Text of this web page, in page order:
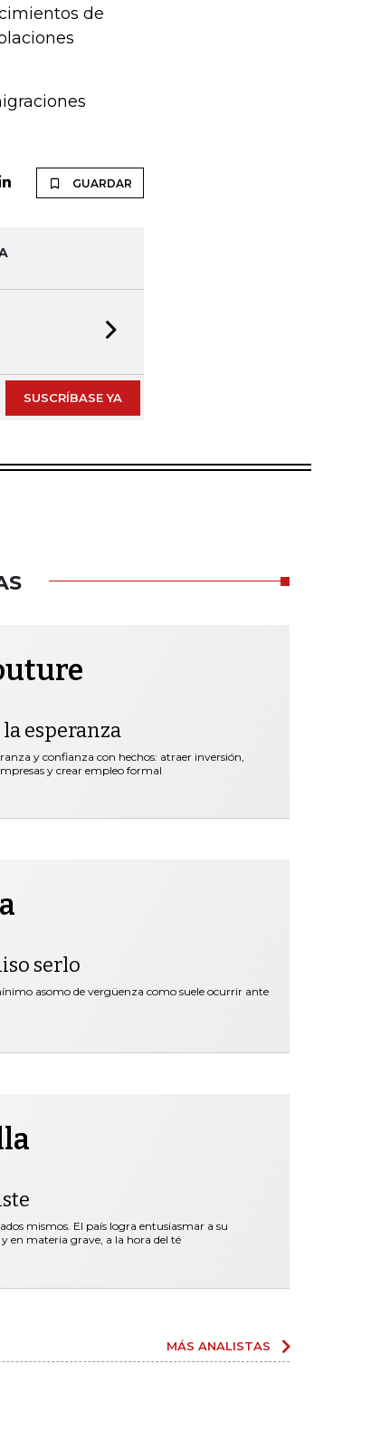
de
GUARDAR
SUSCRÍBASE YA
esperanza
y confianza con hechos: atraer inversión,
y crear empleo formal
serlo
asomo de vergüenza como suele ocurrir ante
mismos. El país logra entusiasmar a su
en materia grave, a la hora del té
MÁS ANALISTAS